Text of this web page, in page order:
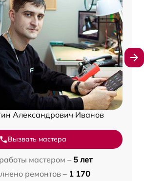
Александрович Иванов
Вызвать мастера
мастером – 5 лет
ремонтов – 1 170